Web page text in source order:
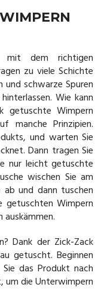
mit dem richtigen
zu viele Schichte
schwarze Spuren
Wie kann
getuschte Wimpern
manche Prinzipien.
und warten Sie
Dann tragen Sie
nur leicht getuschte
wischen Sie am
und dann tuschen
getuschten Wimpern
Dank der Zick-Zack
getuscht. Beginnen
das Produkt nach
um die Unterwimpern